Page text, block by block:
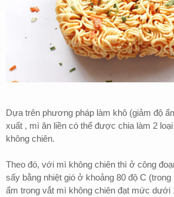
Dựa trên phương pháp làm khô (giảm độ
xuất , mì ăn liền có thể được chia làm 2
không chiên.
Theo đó, với mì không chiên thì ở công
sấy bằng nhiệt gió ở khoảng 80 độ C
ẩm trong vắt mì không chiên đạt mức dưới